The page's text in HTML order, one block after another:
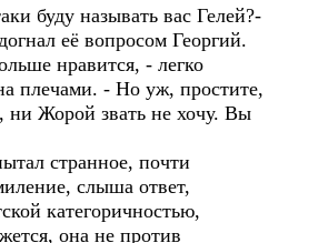
буду называть вас Гелей?-
её вопросом Георгий.
нравится, - легко
плечами. - Но уж, простите,
Жорой звать не хочу. Вы
странное, почти
слыша ответ,
категоричностью,
она не против